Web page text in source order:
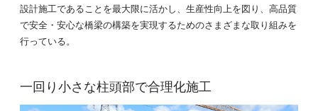
設計施工であることを最大限に活かし、生産性向上を図り、高品質
で安全・安心な橋梁の構築を実現するためのさまざまな取り組みを
行っている。
一回り小さな柱頭部で合理化施工